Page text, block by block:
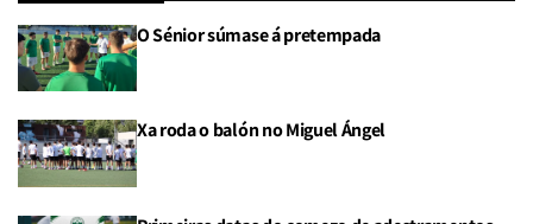
O Sénior súmase á pretempada
Xa roda o balón no Miguel Ángel